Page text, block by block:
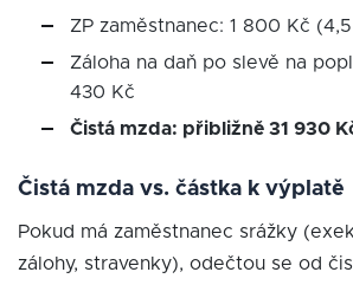
ZP zaměstnanec: 1 800 Kč (4,5
Záloha na daň po slevě na
430 Kč
Čistá mzda: přibližně 31 930
Čistá mzda vs. částka k výplatě
Pokud má zaměstnanec srážky
zálohy, stravenky), odečtou se od